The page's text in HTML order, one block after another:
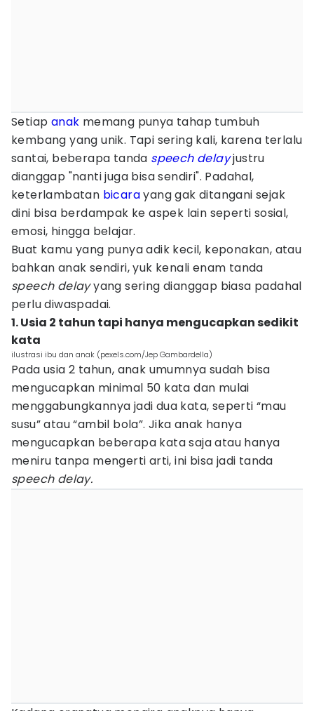
Setiap anak memang punya tahap tumbuh
kembang yang unik. Tapi sering kali, karena terlalu
santai, beberapa tanda speech delayjustru
dianggap "nanti juga bisa sendiri". Padahal,
keterlambatan bicarayang gak ditangani sejak
dini bisa berdampak ke aspek lain seperti sosial,
emosi, hingga belajar.
Buat kamu yang punya adik kecil, keponakan, atau
bahkan anak sendiri, yuk kenali enam tanda
speech delayyang sering dianggap biasa padahal
perlu diwaspadai.
1. Usia 2 tahun tapi hanya mengucapkan sedikit
kata
ilustrasi ibu dan anak (pexels.com/Jep Gambardella)
Pada usia 2 tahun, anak umumnya sudah bisa
mengucapkan minimal 50 kata dan mulai
menggabungkannya jadi dua kata, seperti “mau
susu” atau “ambil bola”. Jika anak hanya
mengucapkan beberapa kata saja atau hanya
meniru tanpa mengerti arti, ini bisa jadi tanda
speech delay.